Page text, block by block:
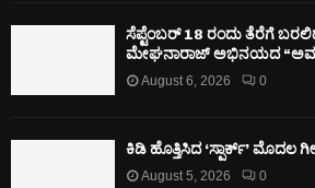
ಸೆಪ್ಟೆಂಬರ್ 18 ರಂದು ತೆರೆಗೆ ಬರಲಿದೆ
ಮೇಘನಾರಾಜ್ ಅಭಿನಯದ
August 6, 2026 0
ಕಿಡಿ‌‌ ಹೊತ್ತಿಸಿದ ‘ಸ್ಪಾರ್ಕ್’ ಮೊದಲ‌
August 5, 2026 0